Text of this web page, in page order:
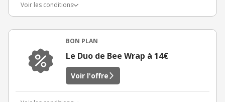
Voir les conditions
BON PLAN
Le Duo de Bee Wrap à 14€
Voir l'offre